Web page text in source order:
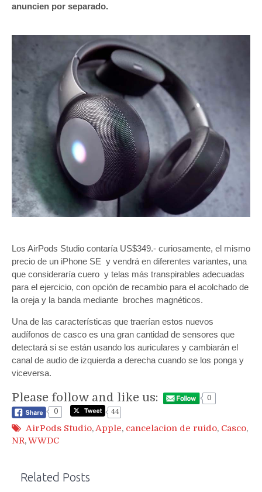
anuncien por separado.
Los AirPods Studio contaría US$349.- curiosamente, el mismo
precio de un iPhone SE y vendrá en diferentes variantes, una
que consideraría cuero y telas más transpirables adecuadas
para el ejercicio, con opción de recambio para el acolchado de
la oreja y la banda mediante broches magnéticos.
Una de las características que traerían estos nuevos
audífonos de casco es una gran cantidad de sensores que
detectará si se están usando los auriculares y cambiarán el
canal de audio de izquierda a derecha cuando se los ponga y
viceversa.
Please follow and like us:
0
0
44
AirPods Studio,Apple, cancelacion de ruido, Casco,
NR,WWDC
Related Posts